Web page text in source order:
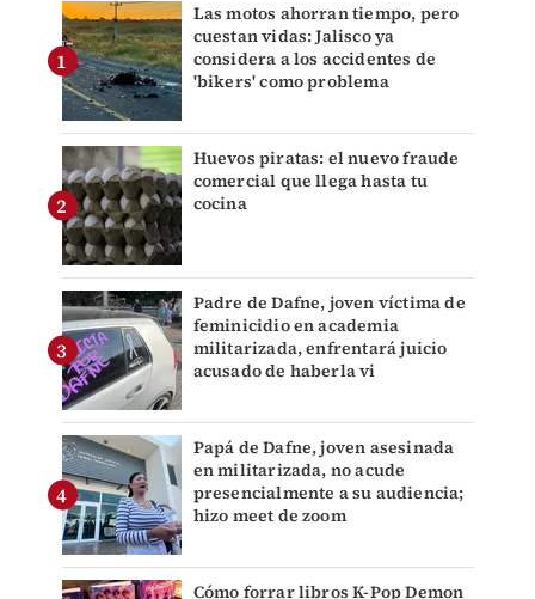
Las motos ahorran tiempo, pero
cuestan vidas: Jalisco ya
considera a los accidentes de
'bikers' como problema
Huevos piratas: el nuevo fraude
comercial que llega hasta tu
cocina
Padre de Dafne, joven víctima de
feminicidio en academia
militarizada, enfrentará juicio
acusado de haberla vi
Papá de Dafne, joven asesinada
en militarizada, no acude
presencialmente a su audiencia;
hizo meet de zoom
Cómo forrar libros K-Pop Demon